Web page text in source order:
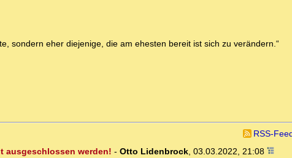
sondern eher diejenige, die am ehesten bereit ist sich zu verändern.“
RSS-
ausgeschlossen werden! - Otto Lidenbrock, 03.03.2022, 21:08